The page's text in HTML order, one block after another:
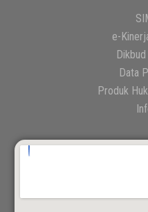
e-
Data
Produk